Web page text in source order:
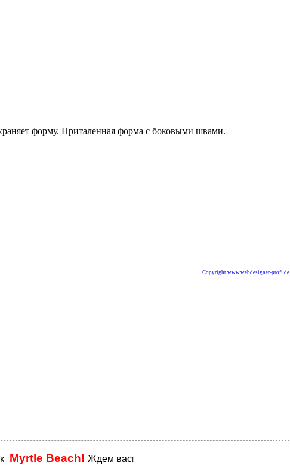
форму. Приталенная форма с боковыми швами.
Copyright www.webdesigner-profi.de
Myrtle Beach! Ждем вас!